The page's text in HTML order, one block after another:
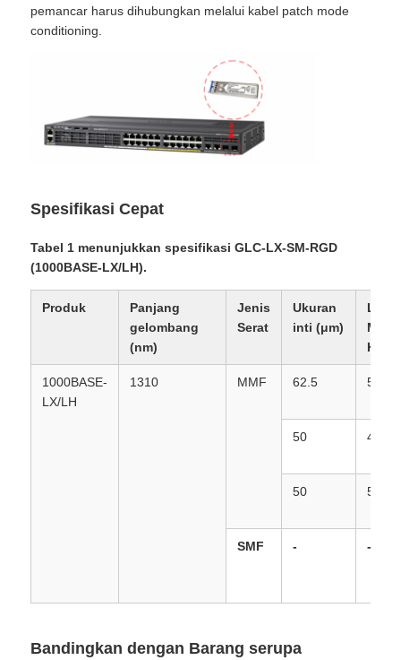
pemancar harus dihubungkan melalui kabel patch mode
conditioning.
Spesifikasi Cepat
Tabel 1 menunjukkan spesifikasi GLC-LX-SM-RGD
(1000BASE-LX/LH).
Produk
Panjang
gelombang
(nm)
Jenis
Serat
Ukuran
inti (μm)
Km)
1000BASE-
LX/LH
1310 MMF 62.5 500
50 400
50 500
SMF - -
Bandingkan dengan Barang serupa